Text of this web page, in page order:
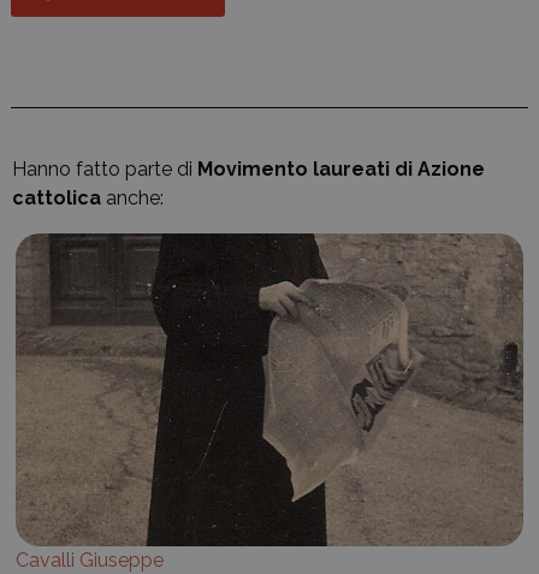
Hanno fatto parte di Movimento laureati di Azione
cattolica anche:
Cavalli Giuseppe